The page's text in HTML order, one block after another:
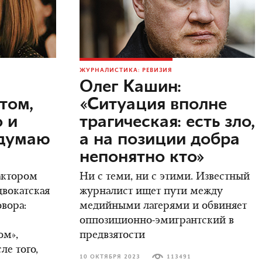
и
того,
ЖУРНАЛИСТИКА: РЕВИЗИЯ
Олег Кашин:
«Ситуация вполне
трагическая: есть зло,
а на позиции добра
непонятно кто»
Ни с теми, ни с этими. Известный
журналист ищет пути между
медийными лагерями и обвиняет
оппозиционно-эмигрантский в
предвзятости
10 ОКТЯБРЯ 2023 113491